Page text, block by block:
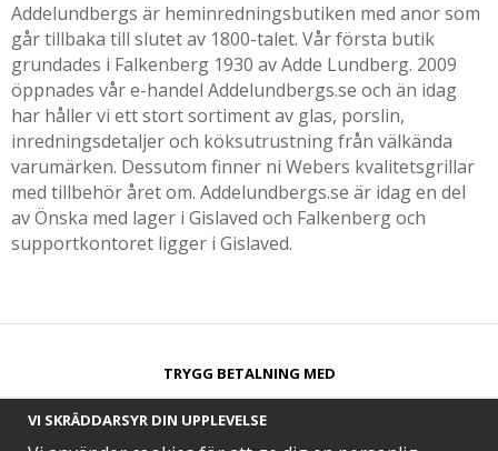
Addelundbergs är heminredningsbutiken med anor som
går tillbaka till slutet av 1800-talet. Vår första butik
grundades i Falkenberg 1930 av Adde Lundberg. 2009
öppnades vår e-handel Addelundbergs.se och än idag
har håller vi ett stort sortiment av glas, porslin,
inredningsdetaljer och köksutrustning från välkända
varumärken. Dessutom finner ni Webers kvalitetsgrillar
med tillbehör året om. Addelundbergs.se är idag en del
av Önska med lager i Gislaved och Falkenberg och
supportkontoret ligger i Gislaved.
TRYGG BETALNING MED​
VI SKRÄDDARSYR DIN UPPLEVELSE